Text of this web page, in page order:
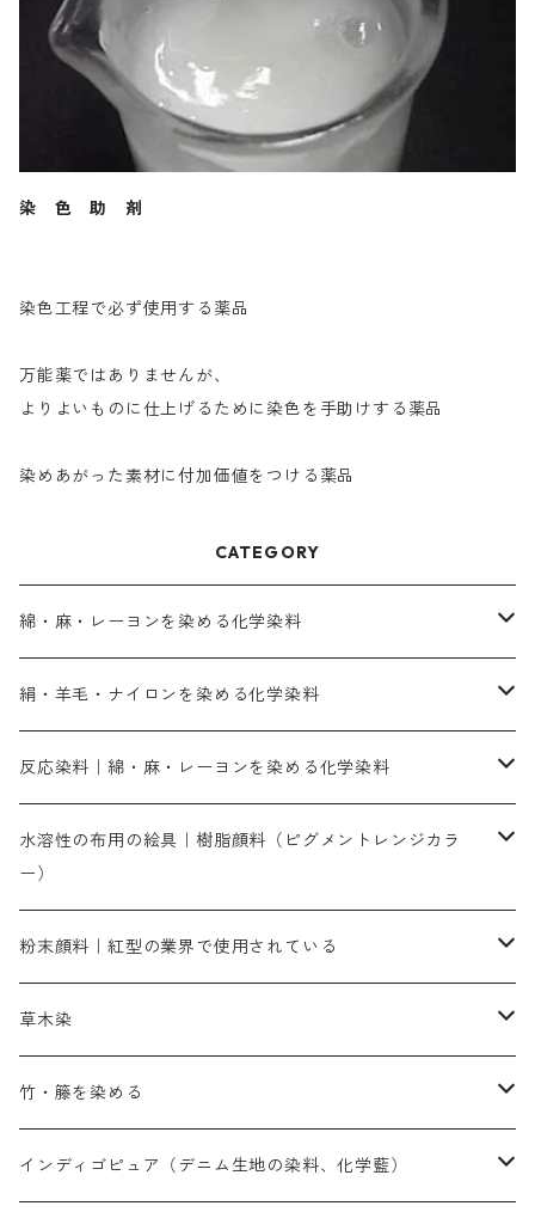
染 色 助 剤
染色工程で必ず使用する薬品
万能薬ではありませんが、
よりよいものに仕上げるために染色を手助けする薬品
染めあがった素材に付加価値をつける薬品
CATEGORY
綿・麻・レーヨンを染める化学染料
直接染料－染色手順が簡単
人気のおすすめ直接染料
染色に必要な薬品類
橙色系
青色系
絹・羊毛・ナイロンを染める化学染料
お買い得品
染料一覧
人気のおすすめ染料
染色に必要な薬品類
補助薬品
反応染料｜綿・麻・レーヨンを染める化学染料
お勧めの3原色（赤・青・黄色）
お勧め｜スミフィックス～
3原色以外の色目
赤色
染色に必要な薬品
アルカリ剤
補助薬品
捺染に必要な材料
捺染糊
水溶性の布用の絵具｜樹脂顔料（ピグメントレンジカラ
ー）
ネオカラー（色）
内容量：100g
内容量：500g
バィンダー（定着剤）
増粘剤
黄色系
粉末顔料｜紅型の業界で使用されている
赤色系
本洋紅
代用朱黄色口
黄色系
ファストエロ―10GN（鮮やかな黄色）
青色系
草木染
植物染料
人気のおすすめ植物染料
濃染処理剤｜ソルバックスPS－900
竹・籐を染める
人気のおすすめ竹・藤を染める染料
インディゴピュア（デニム生地の染料、化学藍）